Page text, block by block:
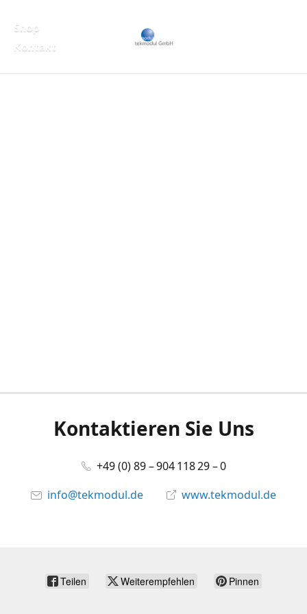
Shop
Kontakt
Kontaktieren Sie Uns
+49 (0) 89 – 904 118 29 – 0
info@tekmodul.de
www.tekmodul.de
Teilen Weiterempfehlen Pinnen